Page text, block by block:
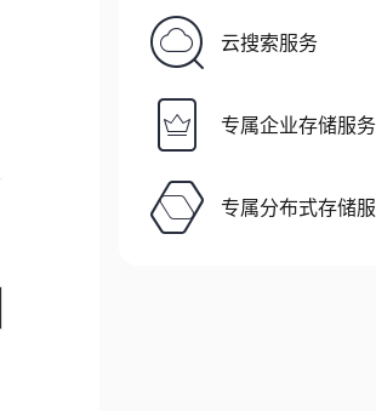
云搜索服务
专属企业存储服务
专属分布式存储